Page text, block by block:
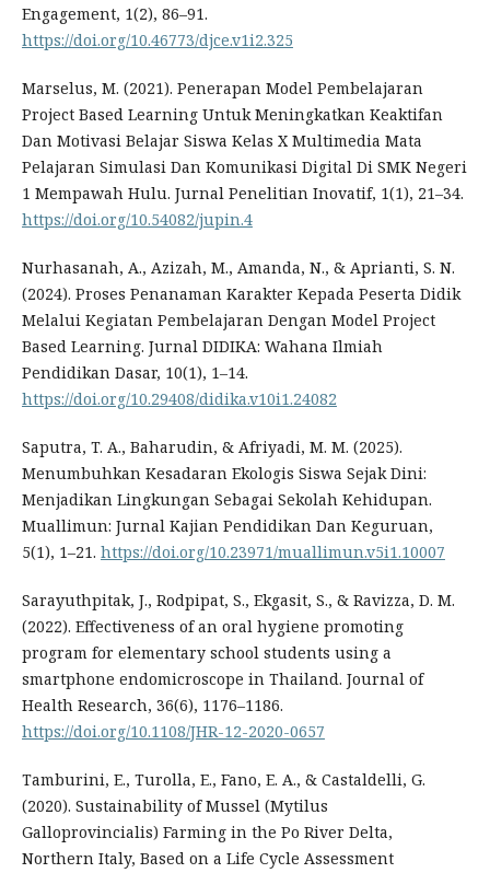
Engagement, 1(2), 86–91.
https://doi.org/10.46773/djce.v1i2.325
Marselus, M. (2021). Penerapan Model Pembelajaran
Project Based Learning Untuk Meningkatkan Keaktifan
Dan Motivasi Belajar Siswa Kelas X Multimedia Mata
Pelajaran Simulasi Dan Komunikasi Digital Di SMK Negeri
1 Mempawah Hulu. Jurnal Penelitian Inovatif, 1(1), 21–34.
https://doi.org/10.54082/jupin.4
Nurhasanah, A., Azizah, M., Amanda, N., & Aprianti, S. N.
(2024). Proses Penanaman Karakter Kepada Peserta Didik
Melalui Kegiatan Pembelajaran Dengan Model Project
Based Learning. Jurnal DIDIKA: Wahana Ilmiah
Pendidikan Dasar, 10(1), 1–14.
https://doi.org/10.29408/didika.v10i1.24082
Saputra, T. A., Baharudin, & Afriyadi, M. M. (2025).
Menumbuhkan Kesadaran Ekologis Siswa Sejak Dini:
Menjadikan Lingkungan Sebagai Sekolah Kehidupan.
Muallimun: Jurnal Kajian Pendidikan Dan Keguruan,
5(1), 1–21. https://doi.org/10.23971/muallimun.v5i1.10007
Sarayuthpitak, J., Rodpipat, S., Ekgasit, S., & Ravizza, D. M.
(2022). Effectiveness of an oral hygiene promoting
program for elementary school students using a
smartphone endomicroscope in Thailand. Journal of
Health Research, 36(6), 1176–1186.
https://doi.org/10.1108/JHR-12-2020-0657
Tamburini, E., Turolla, E., Fano, E. A., & Castaldelli, G.
(2020). Sustainability of Mussel (Mytilus
Galloprovincialis) Farming in the Po River Delta,
Northern Italy, Based on a Life Cycle Assessment